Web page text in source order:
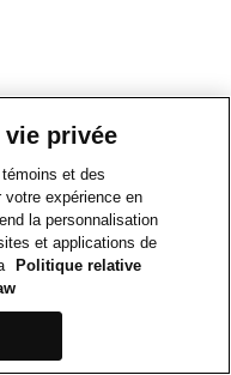
vie privée
et des
votre expérience en
la personnalisation
et applications de
Politique relative